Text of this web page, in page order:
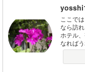
ここで
なら訪
ホテル
なればう